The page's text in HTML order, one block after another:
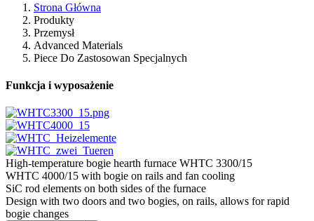
Strona Główna
Produkty
Przemysł
Advanced Materials
Piece Do Zastosowan Specjalnych
Funkcja i wyposażenie
High-temperature bogie hearth furnace WHTC 3300/15
WHTC 4000/15 with bogie on rails and fan cooling
SiC rod elements on both sides of the furnace
Design with two doors and two bogies, on rails, allows for rapid
bogie changes